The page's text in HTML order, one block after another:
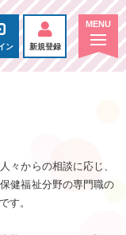
ン 新規登録
々からの相談に応じ、
健福祉分野の専門職の
す。